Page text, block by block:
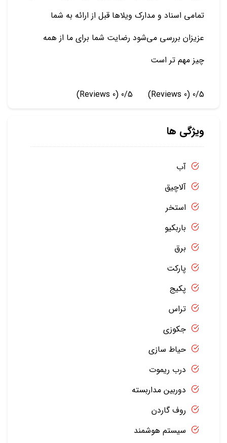
تمامی اسناد و مدارک ویلاها قبل از ارائه به شما
عزیزان بررسی می‌شود رضایت شما برای ما از همه
چیز مهم تر است
0/5
(0 Reviews)
0/5
(0 Reviews)
ویژگی ها
آب
آلاچیق
استخر
باربکیو
برق
پارکت
پکیج
تراس
جکوزی
حیاط سازی
درب ریموت
دوربین مداربسته
روف گاردن
سیستم هوشمند